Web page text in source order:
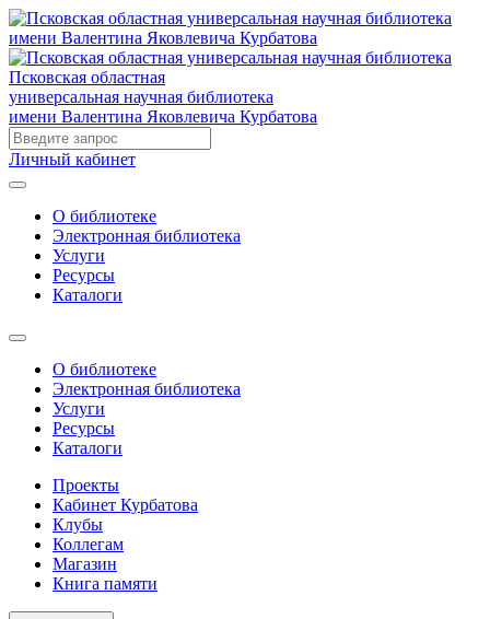
Псковская областная
универсальная научная библиотека
имени Валентина Яковлевича Курбатова
Личный кабинет
О библиотеке
Электронная библиотека
Услуги
Ресурсы
Каталоги
О библиотеке
Электронная библиотека
Услуги
Ресурсы
Каталоги
Проекты
Кабинет Курбатова
Клубы
Коллегам
Магазин
Книга памяти